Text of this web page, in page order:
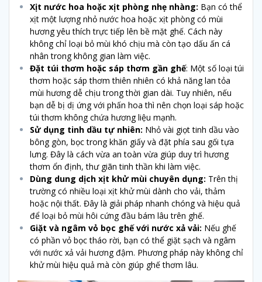
Xịt nước hoa hoặc xịt phòng nhẹ nhàng: Bạn có thể
xịt một lượng nhỏ nước hoa hoặc xịt phòng có mùi
hương yêu thích trực tiếp lên bề mặt ghế. Cách này
không chỉ loại bỏ mùi khó chịu mà còn tạo dấu ấn cá
nhân trong không gian làm việc.
Đặt túi thơm hoặc sáp thơm gần ghế: Một số loại túi
thơm hoặc sáp thơm thiên nhiên có khả năng lan tỏa
mùi hương dễ chịu trong thời gian dài. Tuy nhiên, nếu
bạn dễ bị dị ứng với phấn hoa thì nên chọn loại sáp hoặc
túi thơm không chứa hương liệu mạnh.
Sử dụng tinh dầu tự nhiên: Nhỏ vài giọt tinh dầu vào
bông gòn, bọc trong khăn giấy và đặt phía sau gối tựa
lưng. Đây là cách vừa an toàn vừa giúp duy trì hương
thơm ổn định, thư giãn tinh thần khi làm việc.
Dùng dung dịch xịt khử mùi chuyên dụng: Trên thị
trường có nhiều loại xịt khử mùi dành cho vải, thảm
hoặc nội thất. Đây là giải pháp nhanh chóng và hiệu quả
để loại bỏ mùi hôi cứng đầu bám lâu trên ghế.
Giặt và ngâm vỏ bọc ghế với nước xả vải: Nếu ghế
có phần vỏ bọc tháo rời, bạn có thể giặt sạch và ngâm
với nước xả vải hương đậm. Phương pháp này không chỉ
khử mùi hiệu quả mà còn giúp ghế thơm lâu.